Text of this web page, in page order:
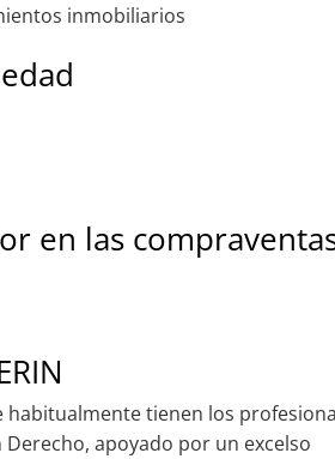
inmobiliarios
en las
habitualmente tienen los
apoyado por un excelso